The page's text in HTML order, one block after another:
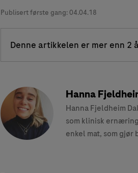
Publisert første gang: 04.04.18
Denne artikkelen er mer enn
Hanna
Hanna Fjeldheim
som klinisk
enkel mat, som